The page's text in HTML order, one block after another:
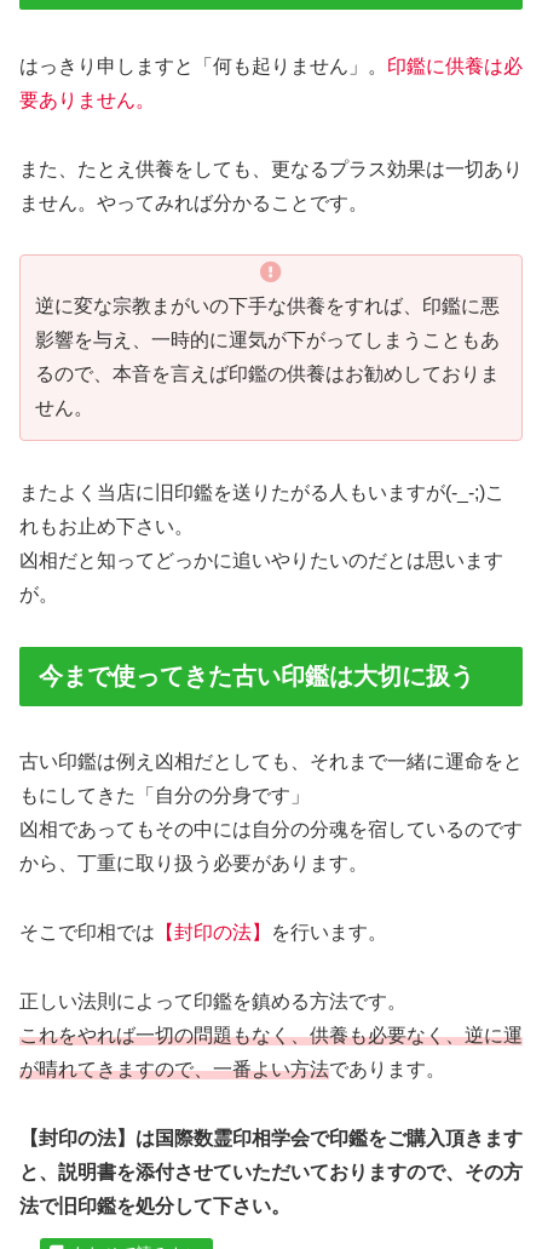
はっきり申しますと「何も起りません」。 印鑑に供養は必
要ありません。
また、たとえ供養をしても、更なるプラス効果は一切あり
ません。やってみれば分かることです。
逆に変な宗教まがいの下手な供養をすれば、印鑑に悪
影響を与え、一時的に運気が下がってしまうこともあ
るので、本音を言えば印鑑の供養はお勧めしておりま
せん。
またよく当店に旧印鑑を送りたがる人もいますが(-_-;)こ
れもお止め下さい。
凶相だと知ってどっかに追いやりたいのだとは思います
が。
今まで使ってきた古い印鑑は大切に扱う
古い印鑑は例え凶相だとしても、それまで一緒に運命をと
もにしてきた「自分の分身です」
凶相であってもその中には自分の分魂を宿しているのです
から、丁重に取り扱う必要があります。
そこで印相では 【封印の法】 を行います。
正しい法則によって印鑑を鎮める方法です。
これをやれば一切の問題もなく、供養も必要なく、逆に運
が晴れてきますので、一番よい方法であります。
【封印の法】は国際数霊印相学会で印鑑をご購入頂きます
と、説明書を添付させていただいておりますので、その方
法で旧印鑑を処分して下さい。